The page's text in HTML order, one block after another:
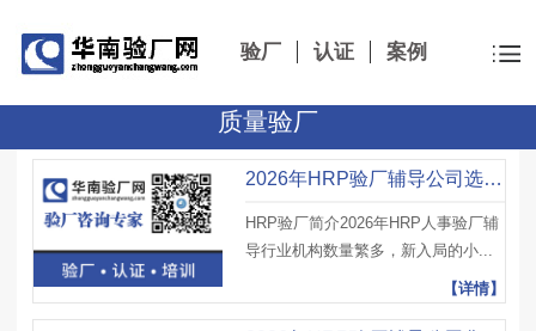
验厂 认证 案例
质量验厂
2026年HRP验厂辅导公司选来选去还是这几家
HRP验厂简介2026年HRP人事验厂辅
导行业机构数量繁多，新入局的小...
【详情】